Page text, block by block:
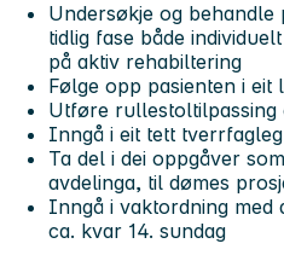
Undersøkje og behandle
tidlig fase både
på aktiv rehabiltering
Følge opp pasienten i eit
Utføre rullestoltilpassing
Inngå i eit tett
Ta del i dei oppgåver
avdelinga, til dømes
Inngå i vaktordning med
ca. kvar 14. sundag